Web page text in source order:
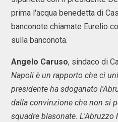
prima l'acqua benedetta di
banconote chiamate Eurelio
sulla banconota.
Angelo Caruso, sindaco di
Napoli è un rapporto che ci
presidente ha sdoganato
dalla convinzione che non si
squadre blasonate.